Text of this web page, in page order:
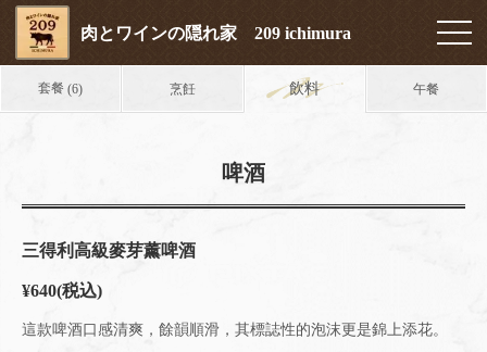
肉とワインの隠れ家 209 ichimura
套餐(6) 烹飪 飲料 午餐
啤酒
三得利高級麥芽薰啤酒
¥640(税込)
這款啤酒口感清爽，餘韻順滑，其標誌性的泡沫更是錦上添花。